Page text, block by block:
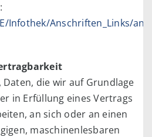
Infothek/Anschriften_Links/
Daten, die wir auf Grundlage
in Erfüllung eines Vertrags
an sich oder an einen
maschinenlesbaren